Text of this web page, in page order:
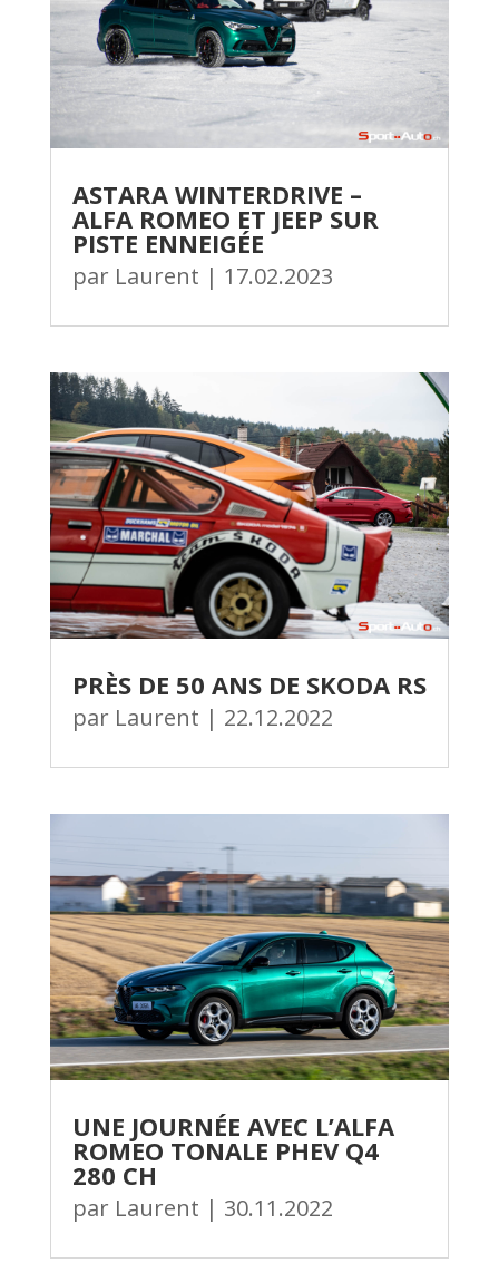
ASTARA WINTERDRIVE –
ALFA ROMEO ET JEEP SUR
PISTE ENNEIGÉE
par Laurent | 17.02.2023
PRÈS DE 50 ANS DE SKODA RS
par Laurent | 22.12.2022
UNE JOURNÉE AVEC L’ALFA
ROMEO TONALE PHEV Q4
280 CH
par Laurent | 30.11.2022